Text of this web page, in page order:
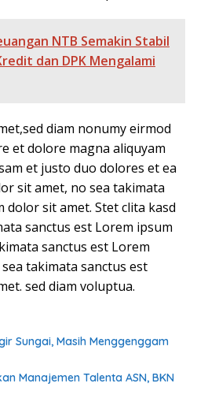
NTB Semakin Stabil
dan DPK Mengalami
diam nonumy eirmod
et dolore magna aliquyam
et justo duo dolores et ea
sit amet, no sea takimata
dolor sit amet. Stet clita kasd
sanctus est Lorem ipsum
sanctus est Lorem
takimata sanctus est
sed diam voluptua.
Sungai, Masih Menggenggam
Manajemen Talenta ASN, BKN